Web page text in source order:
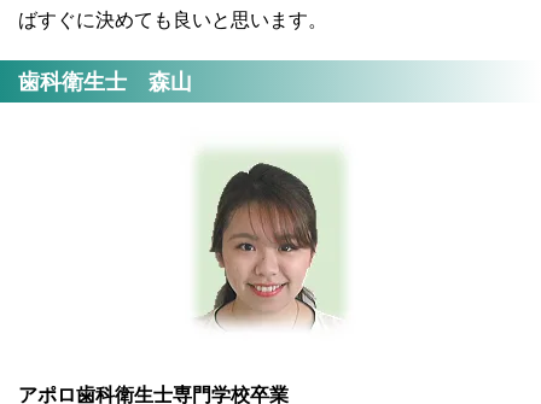
ばすぐに決めても良いと思います。
歯科衛生士 森山
アポロ歯科衛生士専門学校卒業